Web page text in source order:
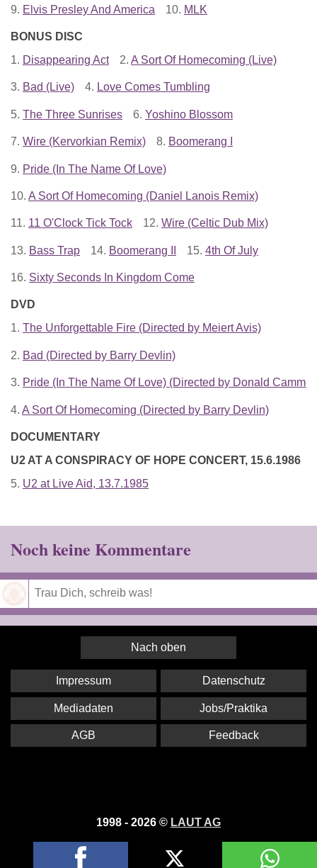
9. Elvis Presley And America 10. MLK
BONUS DISC
1. Disappearing Act 2. A Sort Of Homecoming (Live)
3. Bad (Live) 4. Love Comes Tumbling
5. The Three Sunrises 6. Yoshino Blossom
7. Wire (Kervorkian Remix) 8. Boomerang I
9. Pride (In The Name Of Love)
10. A Sort Of Homecoming (Daniel Lanois Remix)
11. 11 O'Clock Tick Tock 12. Wire (Celtic Dub Mix)
13. Bass Trap 14. Boomerang II 15. 4th Of July
16. Sixty Seconds In Kingdom Come
DVD
1. The Unforgettable Fire (Directed by Meiert Avis)
2. Bad (Directed by Barry Devlin)
3. Pride (In The Name Of Love) (Directed by Donald
4. A Sort Of Homecoming (Directed by Barry Devlin)
DOCUMENTARY
U2 AT A CONSPIRACY OF HOPE CONCERT, 15.6.1986
5. U2 at Live Aid, 13.7.1985
Noch keine Kommentare
Nach oben
1998 - 2026 © LAUT AG
Impressum Datenschutz
Mediadaten Jobs/Praktika
AGB Feedback